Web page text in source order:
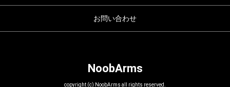
お問い合わせ
NoobArms
copyright (c) NoobArms all rights reserved.